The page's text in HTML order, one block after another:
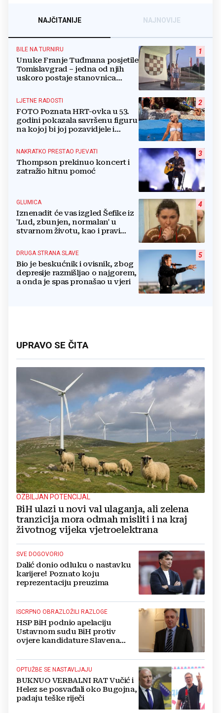
NAJČITANIJE NAJNOVIJE
1
BILE NA TURNIRU
Unuke Franje Tuđmana posjetile
Tomislavgrad – jedna od njih
uskoro postaje stanovnica
2
LJETNE RADOSTI
FOTO Poznata HRT-ovka u 53.
godini pokazala savršenu figuru
na kojoj bi joj pozavidjele i
3
NAKRATKO PRESTAO PJEVATI
Thompson prekinuo koncert i
zatražio hitnu pomoć
4
GLUMICA
Iznenadit će vas izgled Šefike iz
'Lud, zbunjen, normalan' u
stvarnom životu, kao i pravi
5
DRUGA STRANA SLAVE
Bio je beskućnik i ovisnik, zbog
depresije razmišljao o najgorem,
a onda je spas pronašao u vjeri
UPRAVO SE ČITA
OZBILJAN POTENCIJAL
BiH ulazi u novi val ulaganja, ali zelena
tranzicija mora odmah misliti i na kraj
životnog vijeka vjetroelektrana
SVE DOGOVORIO
Dalić donio odluku o nastavku
karijere! Poznato koju
reprezentaciju preuzima
ISCRPNO OBRAZLOŽILI RAZLOGE
HSP BiH podnio apelaciju
Ustavnom sudu BiH protiv
ovjere kandidature Slavena
OPTUŽBE SE NASTAVLJAJU
BUKNUO VERBALNI RAT Vučić i
Helez se posvađali oko Bugojna,
padaju teške riječi